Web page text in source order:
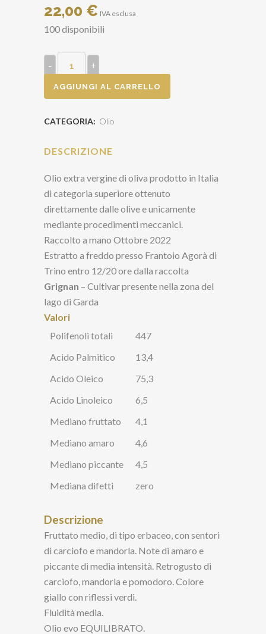
22,00 € IVA esclusa
100 disponibili
Bottiglia
50cl
Grignan
quantity
AGGIUNGI AL CARRELLO
CATEGORIA: Olio
DESCRIZIONE
Olio extra vergine di oliva prodotto in Italia
di categoria superiore ottenuto
direttamente dalle olive e unicamente
mediante procedimenti meccanici.
Raccolto a mano Ottobre 2022
Estratto a freddo presso Frantoio Agorà di
Trino entro 12/20 ore dalla raccolta
Grignan – Cultivar presente nella zona del
lago di Garda
Valori
Polifenoli totali
447
Acido Palmitico
13,4
Acido Oleico
75,3
Acido Linoleico
6,5
Mediano fruttato
4,1
Mediano amaro
4,6
Mediano piccante
4,5
Mediana difetti
zero
Descrizione
Fruttato medio, di tipo erbaceo, con sentori
di carciofo e mandorla. Note di amaro e
piccante di media intensità. Retrogusto di
carciofo, mandorla e pomodoro. Colore
giallo con riflessi verdi.
Fluidità media.
Olio evo EQUILIBRATO.